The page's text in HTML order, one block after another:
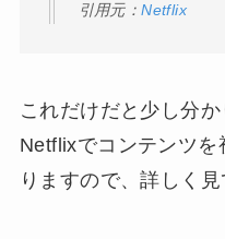
引用元：Netflix
これだけだと少し分か
Netflixでコンテンツ
りますので、詳しく見